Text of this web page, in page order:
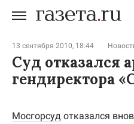
13 сентября 2010, 18:44
Суд отказался
гендиректора
Мосгорсуд отказался